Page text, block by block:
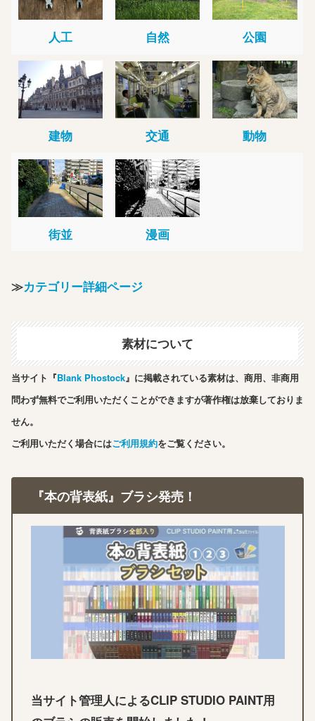
人工 自然 公園
建物 交通 動物
街並 漫画
≫カテゴリー詳細ページ
素材について
当サイト『Blank Phostock』に掲載されている素材は、商用、非商用
問わず無料でご利用いただくことができますが著作権は放棄しておりま
せん。
ご利用いただく場合にはご利用規約をご覧ください。
『本の背表紙』ブラシ発売！
当サイト管理人によるCLIP STUDIO PAINT用